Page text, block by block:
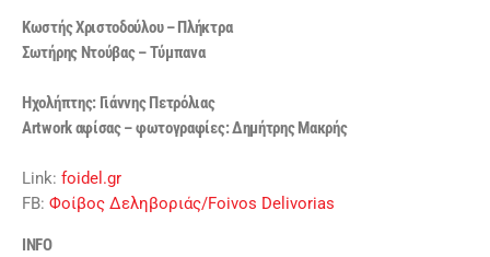
Κωστής Χριστοδούλου – Πλήκτρα
Σωτήρης Ντούβας – Τύμπανα
Ηχολήπτης: Γιάννης Πετρόλιας
Artwork αφίσας – φωτογραφίες: Δημήτρης Μακρής
Link: foidel.gr
FB: Φοίβος Δεληβοριάς/Foivos Delivorias
INFO